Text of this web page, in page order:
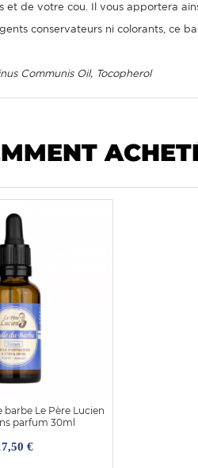
de votre cou. Il vous apportera
conservateurs ni colorants, ce
Communis Oil, Tocopherol
Le Père Lucien
parfum 30ml
€